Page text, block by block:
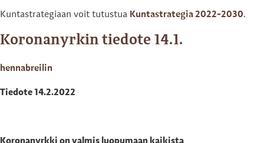
Kuntastrategiaan voit tutustua Kuntastrategia 2022-2030.
Koronanyrkin tiedote 14.1.
hennabreilin
Tiedote 14.2.2022